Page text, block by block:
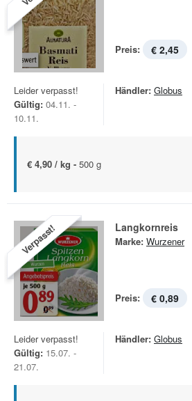
Preis: € 2,45
Leider verpasst!
Gültig: 04.11. -
10.11.
Händler: Globus
€ 4,90 / kg - 500 g
Verpasst! Langkornreis
Marke: Wurzener
Preis: € 0,89
Leider verpasst!
Gültig: 15.07. -
21.07.
Händler: Globus